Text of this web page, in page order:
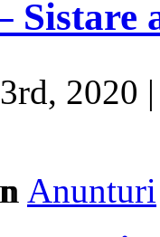
Sistare
2020
Anunturi